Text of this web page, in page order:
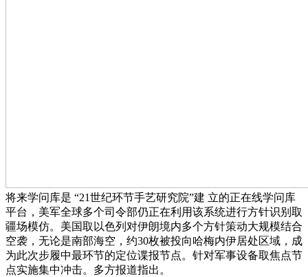
将来学问库是 “21世纪环节手艺研究院”建 立的正在线学问库
平台，美军全球多个司令部仍正在利用该系统进行方针识别取
疆场模仿。美国取以色列对伊朗境内多个方针策动大规模结合
空袭，无论是南部海空，约30枚被投向哈梅内伊居处区域，成
为此次步履中最环节的定位谍报节点。针对军事设备取焦点节
点实施集中冲击。多方报道指出。